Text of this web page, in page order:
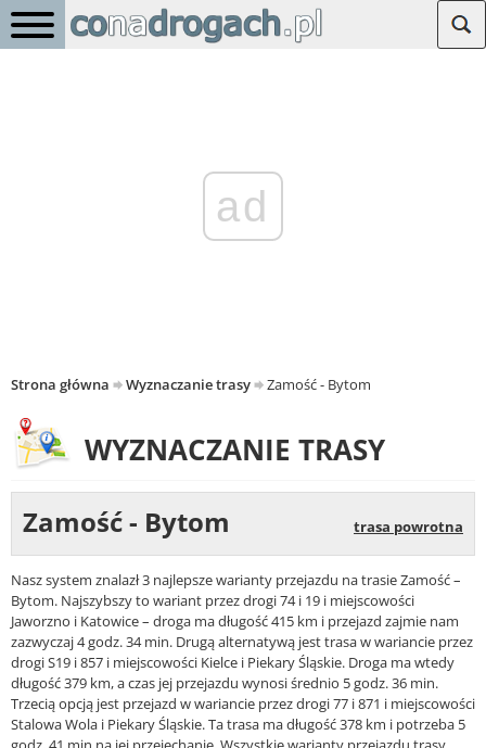
ad
Strona główna Wyznaczanie trasy Zamość - Bytom
WYZNACZANIE TRASY
Zamość - Bytom trasa powrotna
Nasz system znalazł 3 najlepsze warianty przejazdu na trasie Zamość –
Bytom. Najszybszy to wariant przez drogi 74 i 19 i miejscowości
Jaworzno i Katowice – droga ma długość 415 km i przejazd zajmie nam
zazwyczaj 4 godz. 34 min. Drugą alternatywą jest trasa w wariancie przez
drogi S19 i 857 i miejscowości Kielce i Piekary Śląskie. Droga ma wtedy
długość 379 km, a czas jej przejazdu wynosi średnio 5 godz. 36 min.
Trzecią opcją jest przejazd w wariancie przez drogi 77 i 871 i miejscowości
Stalowa Wola i Piekary Śląskie. Ta trasa ma długość 378 km i potrzeba 5